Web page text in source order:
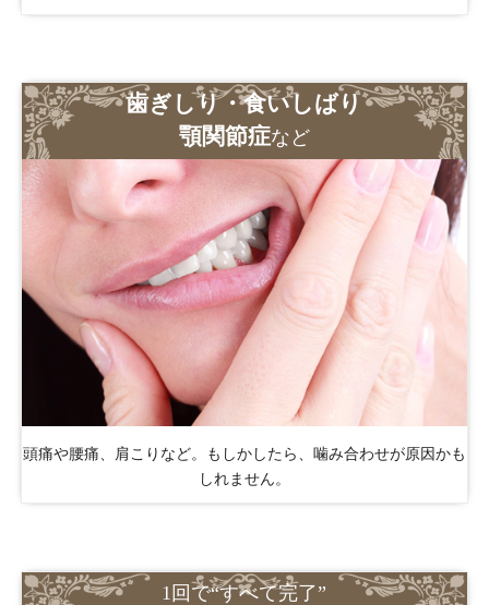
歯ぎしり・食いしばり
顎関節症など
頭痛や腰痛、肩こりなど。もしかしたら、噛み合わせが原因かも
しれません。
1回で“すべて完了”